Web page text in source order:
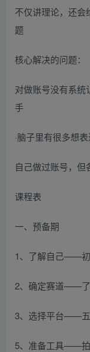
不仅讲理论，还会
题
核心解决的问题：
对做账号没有系统
手
·脑子里有很多想
自己做过账号，
课程表
一、预备期
1、了解自己——初
2、确定赛道——了
3、选择平台——五
5、准备工具——拍